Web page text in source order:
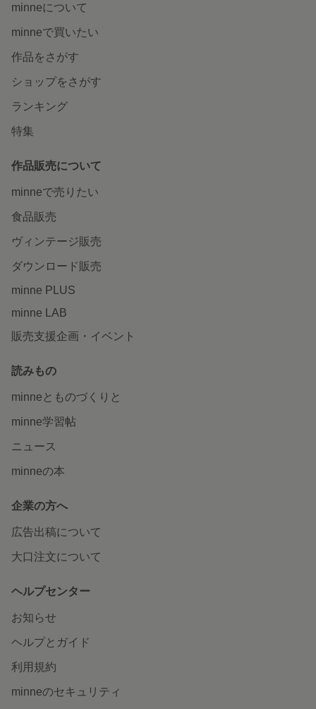
minneについて
minneで買いたい
作品をさがす
ショップをさがす
ランキング
特集
作品販売について
minneで売りたい
食品販売
ヴィンテージ販売
ダウンロード販売
minne PLUS
minne LAB
販売支援企画・イベント
読みもの
minneとものづくりと
minne学習帖
ニュース
minneの本
企業の方へ
広告出稿について
大口注文について
ヘルプセンター
お知らせ
ヘルプとガイド
利用規約
minneのセキュリティ